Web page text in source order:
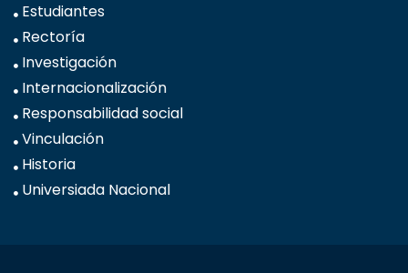
Estudiantes
Rectoría
Investigación
Internacionalización
Responsabilidad social
Vinculación
Historia
Universiada Nacional